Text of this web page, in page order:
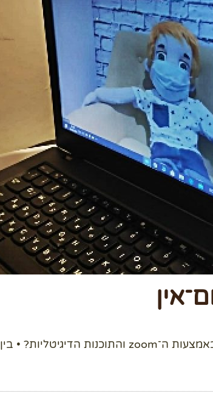
איך תקיימו פגישה טיפולית משמעותית באמצעות ה־zoom והתוכנות הדיגיטליות? • בין